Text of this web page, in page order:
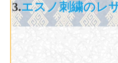
3.エスノ刺繍のレ